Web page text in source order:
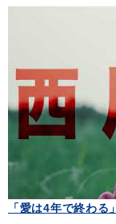
「愛は4年で終わ